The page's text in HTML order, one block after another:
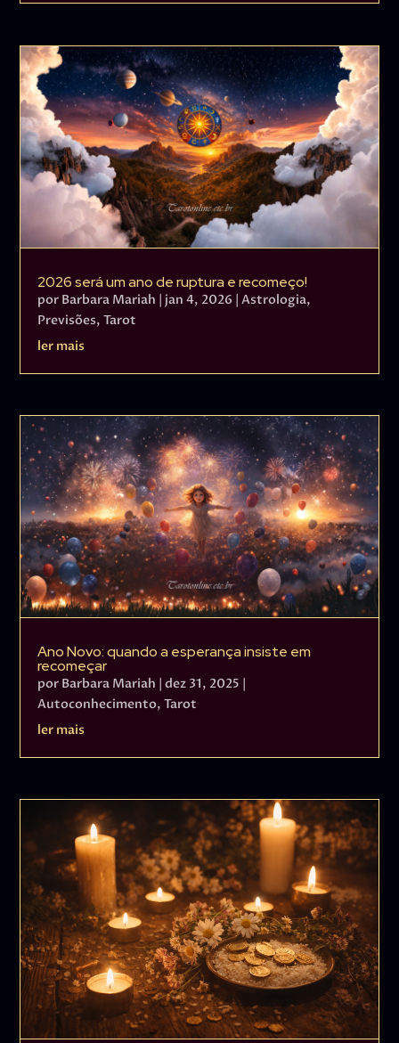
2026 será um ano de ruptura e recomeço!
por Barbara Mariah | jan 4, 2026 |Astrologia,
Previsões,Tarot
ler mais
Ano Novo: quando a esperança insiste em
recomeçar
por Barbara Mariah |dez 31, 2025 |
Autoconhecimento,Tarot
ler mais